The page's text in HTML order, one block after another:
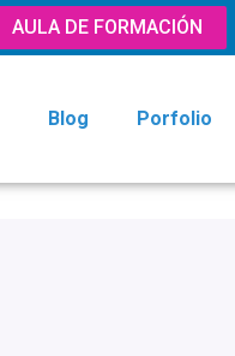
AULA DE FORMACIÓN
Blog Porfolio